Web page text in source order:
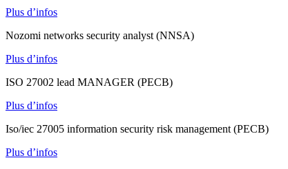
Plus d’infos
Nozomi networks security analyst (NNSA)
Plus d’infos
ISO 27002 lead MANAGER (PECB)
Plus d’infos
Iso/iec 27005 information security risk management (PECB)
Plus d’infos